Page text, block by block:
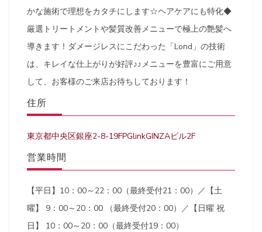
かな施術で理想をカタチにします☆ヘアケアにも特化◆
厳選トリートメントや髪質改善メニューで極上の艶髪へ
導きます！ダメージレスにこだわった「Lond」の技術
は、キレイな仕上がりが好評♪♪メニューを豊富にご用意
して、お客様のご来店お待ちしております！
住所
東京都中央区銀座2-8-19FPGlinkGINZAビル2F
営業時間
【平日】10：00～22：00（最終受付21：00）／【土
曜】 9：00～20：00 （最終受付20：00）／【日曜 祝
日】 10：00～20：00（最終受付19：00）